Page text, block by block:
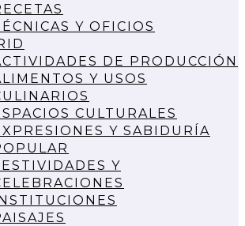
Y OFICIOS
DE PRODUCCIÓN
Y USOS
CULTURALES
Y SABIDURÍA
Y